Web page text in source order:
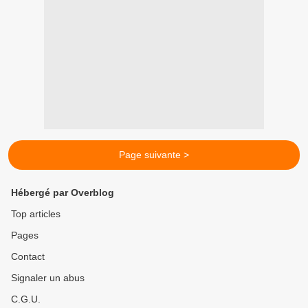
Page suivante >
Hébergé par Overblog
Top articles
Pages
Contact
Signaler un abus
C.G.U.